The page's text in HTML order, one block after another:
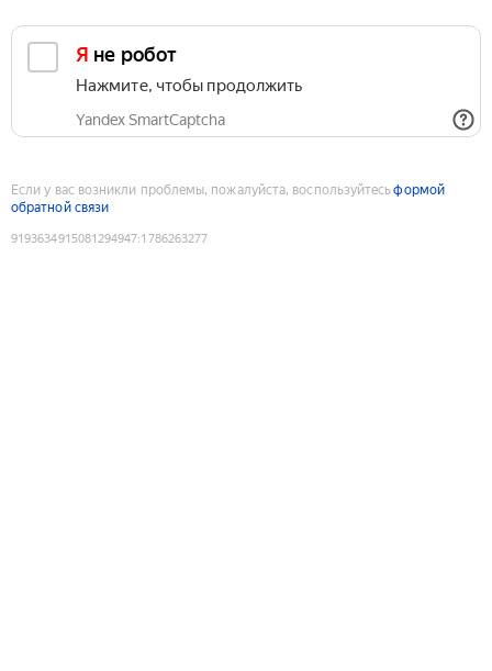
Я не робот
Нажмите, чтобы продолжить
Yandex SmartCaptcha
Если у вас возникли проблемы, пожалуйста, воспользуйтесьформой
обратной связи
9193634915081294947:1786263277